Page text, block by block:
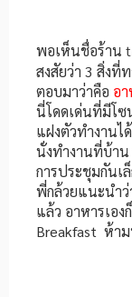
พอเห็นชื่อร้าน
สงสัยว่า 3 สิ่งที่
ตอบมาว่าคือ อ
นี่โดดเด่นที่มีโซ
แฝงตัวทำงานไ
นั่งทำงานที่บ้า
การประชุมกันเ
พี่กล้วยแนะนำว่
แล้ว อาหารเอ
Breakfast ห้า